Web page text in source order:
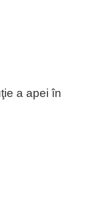
a apei în